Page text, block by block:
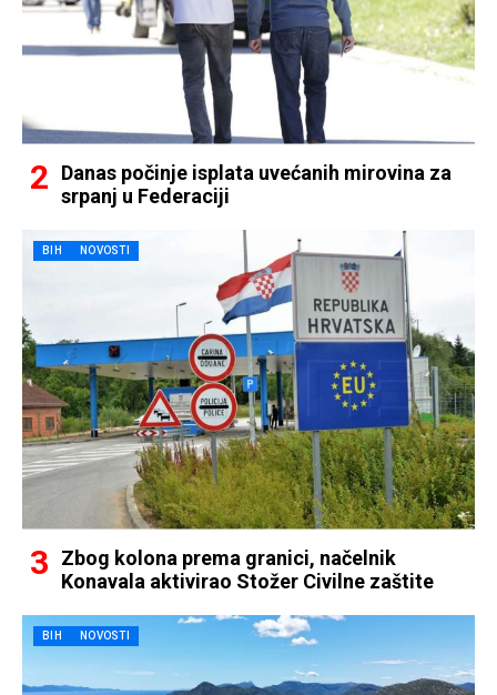
Danas počinje isplata uvećanih mirovina za
srpanj u Federaciji
BIH NOVOSTI
Zbog kolona prema granici, načelnik
Konavala aktivirao Stožer Civilne zaštite
BIH NOVOSTI